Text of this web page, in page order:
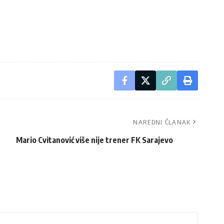
NAREDNI ČLANAK
Mario Cvitanović više nije trener FK Sarajevo